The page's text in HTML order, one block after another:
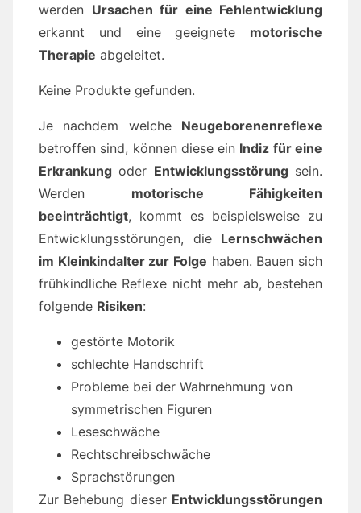
werden Ursachen für eine Fehlentwicklung
erkannt und eine geeignete motorische
Therapie abgeleitet.
Keine Produkte gefunden.
Je nachdem welche Neugeborenenreflexe
betroffen sind, können diese ein Indiz für eine
Erkrankung oder Entwicklungsstörungsein.
Werden motorische Fähigkeiten
beeinträchtigt, kommt es beispielsweise zu
Entwicklungsstörungen, die Lernschwächen
im Kleinkindalter zur Folge haben. Bauen sich
frühkindliche Reflexe nicht mehr ab, bestehen
folgende Risiken:
gestörte Motorik
schlechte Handschrift
Probleme bei der Wahrnehmung von
symmetrischen Figuren
Leseschwäche
Rechtschreibschwäche
Sprachstörungen
Zur Behebung dieser Entwicklungsstörungen